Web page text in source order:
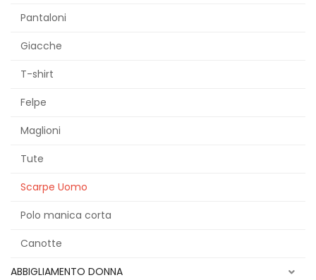
Pantaloni
Giacche
T-shirt
Felpe
Maglioni
Tute
Scarpe Uomo
Polo manica corta
Canotte
ABBIGLIAMENTO DONNA